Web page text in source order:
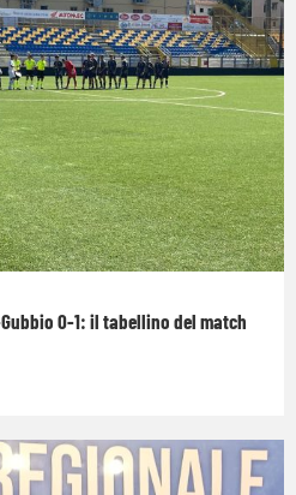
0-1: il tabellino del match